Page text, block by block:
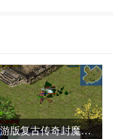
手游版复古传奇封魔谷怎么走